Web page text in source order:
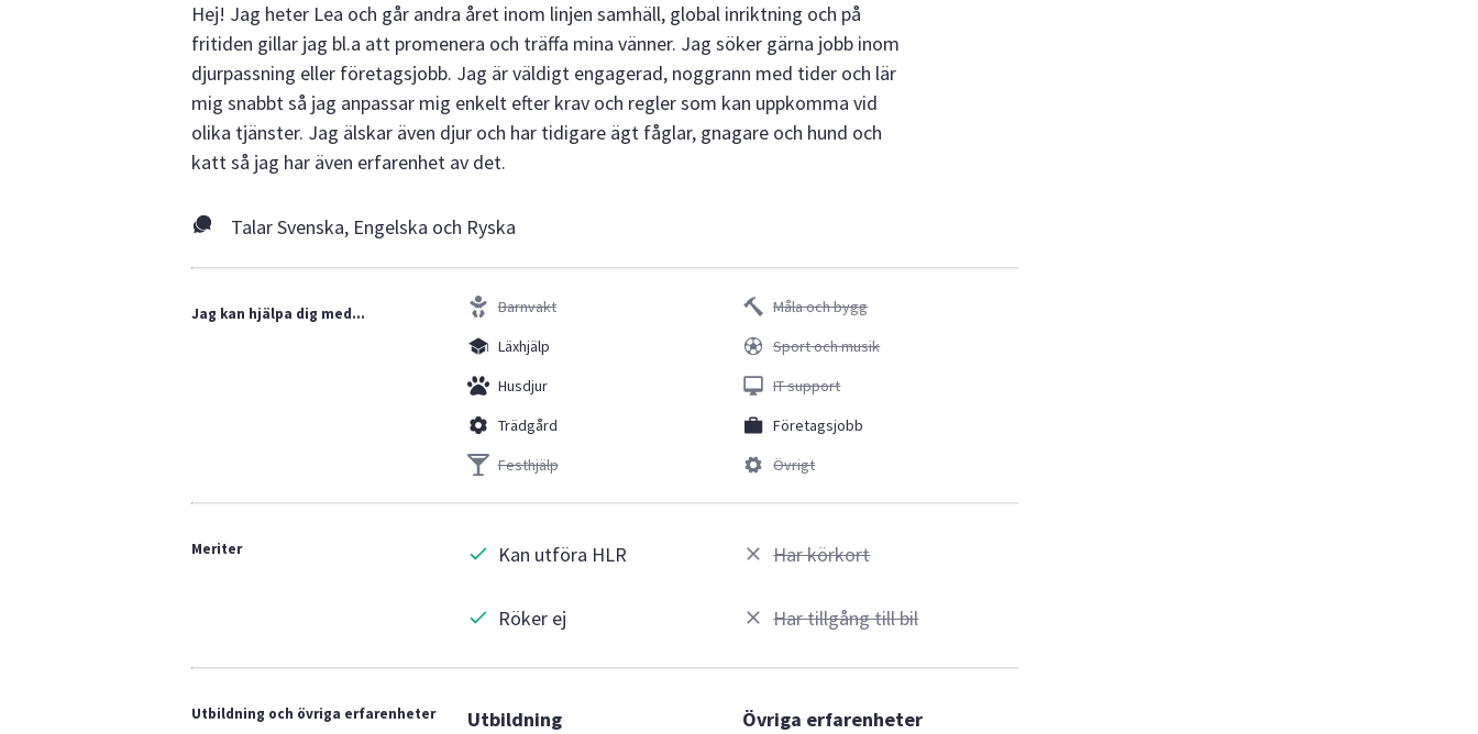
Hej! Jag heter Lea och går andra året inom linjen samhäll, global inriktning och på
fritiden gillar jag bl.a att promenera och träffa mina vänner. Jag söker gärna jobb inom
djurpassning eller företagsjobb. Jag är väldigt engagerad, noggrann med tider och lär
mig snabbt så jag anpassar mig enkelt efter krav och regler som kan uppkomma vid
olika tjänster. Jag älskar även djur och har tidigare ägt fåglar, gnagare och hund och
katt så jag har även erfarenhet av det.
Talar Svenska, Engelska och Ryska
Jag kan hjälpa dig med...
Barnvakt
Läxhjälp
Husdjur
Trädgård
Festhjälp
Måla och bygg
Sport och musik
IT support
Företagsjobb
Övrigt
Meriter Kan utföra HLR
Röker ej
Har körkort
Har tillgång till bil
Utbildning och övriga erfarenheter Utbildning Övriga erfarenheter